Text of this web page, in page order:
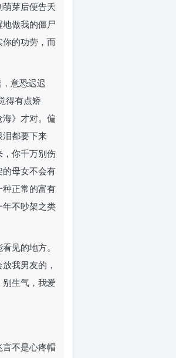
芽后便告夭
做我的僵尸
的功劳，而
意恐迟迟
得有点矫
》才对。偏
泪都要下来
你千万别伤
母女不会有
正常的富有
不吵架之类
见的地方。
我男友的，
生气，我爱
不是心疼帽